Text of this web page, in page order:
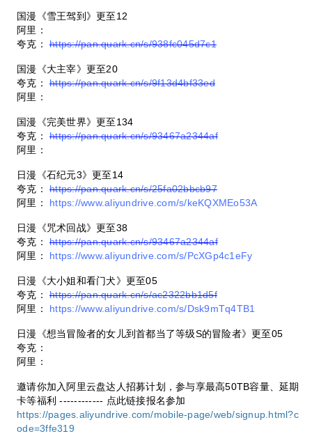
国漫《雪王驾到》更至12
阿里：
夸克：https://pan.quark.cn/s/938fc045d7c1
国漫《大主宰》更至20
夸克：https://pan.quark.cn/s/9f13d4bf33ed
阿里：
国漫《完美世界》更至134
夸克：https://pan.quark.cn/s/93467a2344af
阿里：
日漫《石纪元3》更至14
夸克：https://pan.quark.cn/s/25fa02bbcb97
阿里： https://www.aliyundrive.com/s/keKQXMEo53A
日漫《咒术回战》更至38
夸克：https://pan.quark.cn/s/93467a2344af
阿里： https://www.aliyundrive.com/s/PcXGp4c1eFy
日漫《大小姐和看门犬》更至05
夸克：https://pan.quark.cn/s/ac2322bb1d5f
阿里： https://www.aliyundrive.com/s/Dsk9mTq4TB1
日漫《想当冒险者的女儿到首都当了等级S的冒险者》更至05
夸克：
阿里：
邀请你加入阿里云盘达人招募计划，参与享最高50TB容量、延期
卡等福利 ------------ 点此链接报名参加
https://pages.aliyundrive.com/mobile-page/web/signup.html?c
ode=3ffe319